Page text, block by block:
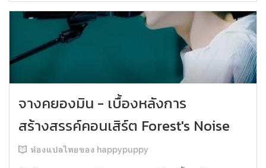
จางคยองมิน - เบื้องหลังการ
สร้างสรรค์คอนเสิร์ต Forest's Noise
ห้องแปลไทยของ happypuppy